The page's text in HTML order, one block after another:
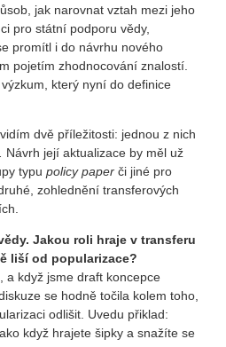
jak narovnat vztah mezi jeho
pro státní podporu vědy,
promítl i do návrhu nového
pojetím zhodnocování znalostí.
který nyní do definice
dvě příležitosti: jednou z nich
Návrh její aktualizace by měl už
typu policy paper či jiné pro
zohlednění transferových
Jakou roli hraje v transferu
liší od popularizace?
a když jsme draft koncepce
se hodně točila kolem toho,
odlišit. Uvedu přiklad:
když hrajete šipky a snažíte se